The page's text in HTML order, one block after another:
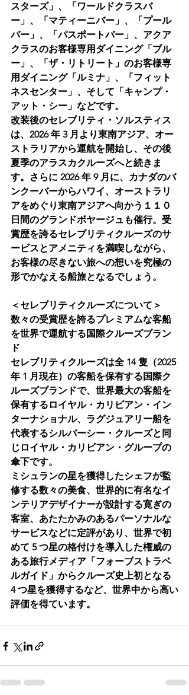
スターズ」、「ワールドクラスバ
ー」、「マティーニバー」、「プール
バー」、「パスポートバー」、アクア
クラスのお客様専用ダイニング「ブル
ー」、「ザ・リトリート」のお客様専
用ダイニング「ルミナ」、「フィット
ネスセンター」、そして「キャンプ・
アット・シー」などです。
改装後のセレブリティ・ソルスティス
は、2026 年 3 月より東南アジア、オー
ストラリアから運航を開始し、その後
夏季のアラスカクルーズへと続きま
す。さらに 2026 年 9 月に、カナダのバ
ンクーバーからハワイ、オーストラリ
アをめぐり東南アジアへ向かう１１０
日間のグランドボヤージュも催行。受
賞歴を誇るセレブリティクルーズのサ
ービスとアメニティを満喫しながら、
お客様の尽きない旅への想いを究極の
形でかなえる船旅となるでしょう。
＜セレブリティクルーズについて＞
数々の受賞歴を誇るプレミアムな客船
を世界で運航する国際クルーズブラン
ド
セレブリティクルーズは全 14 隻（2025
年 1 月現在）の客船を保有する国際ク
ルーズブランドで、世界最大の客船を
保有するロイヤル・カリビアン・イン
ターナショナル、ラグジュアリー船を
代表するシルバーシー・クルーズと同
じロイヤル・カリビアン・グループの
傘下です。
ミシュランの星を獲得したシェフが監
修する数々の美食、世界的に有名なイ
ンテリアデザイナーが設計する寛ぎの
客室、あたたかみのあるパーソナルな
サービスなどに定評があり、世界で初
めて 5 つ星の格付けを導入した権威の
ある旅行メディア「フォーブストラベ
ルガイド」からクルーズ史上初となる
4 つ星を獲得するなど、世界中から高い
評価を得ています。